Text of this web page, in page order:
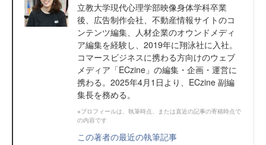
立教大学現代心理学部映像身体学科卒業
後、広告制作会社、不動産情報サイトのコ
ンテンツ編集、人材企業のオウンドメディ
ア編集を経験し、2019年に翔泳社に入社。
コマースビジネスに携わる方向けのウェブ
メディア「ECzine」の編集・企画・運営に
携わる。2025年4月1日より、ECzine 副編
集長を務める。
※プロフィールは、執筆時点、または直近の記事の寄稿時点で
の内容です
この著者の最近の執筆記事